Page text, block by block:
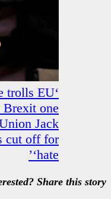
‘Goodbye!’
Parliament with
last time, waving
flag before mic
friends would be